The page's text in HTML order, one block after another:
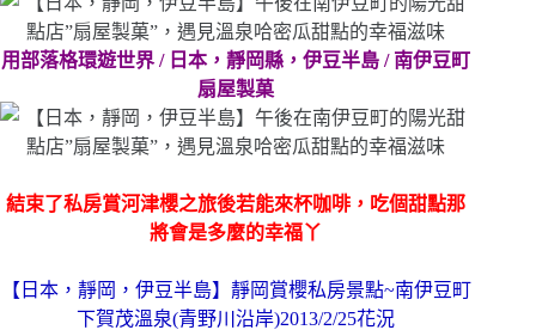
用部落格環遊世界 / 日本，靜岡縣，伊豆半島 / 南伊豆町
扇屋製菓
結束了私房賞河津櫻之旅後若能來杯咖啡，吃個甜點那
將會是多麼的幸福丫
【日本，靜岡，伊豆半島】靜岡賞櫻私房景點~南伊豆町
下賀茂溫泉(青野川沿岸)2013/2/25花況